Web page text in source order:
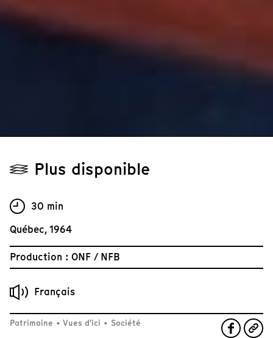
Plus disponible
30 min
Québec, 1964
Production : ONF / NFB
Français
Patrimoine • Vues d'ici • Société